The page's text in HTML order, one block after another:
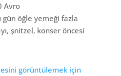
Avro
gün öğle yemeği fazla
şnitzel, konser öncesi
görüntülemek için